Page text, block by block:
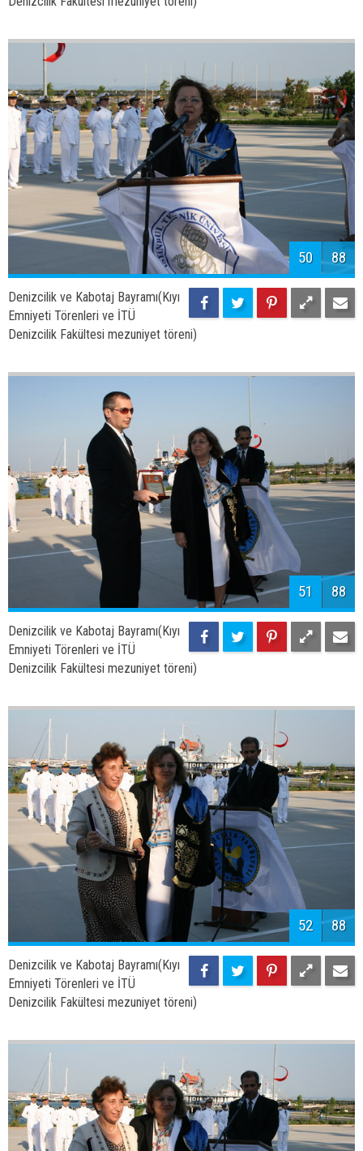
52 88
Denizcilik ve Kabotaj Bayramı(Kıyı
Emniyeti Törenleri ve İTÜ
Denizcilik Fakültesi mezuniyet töreni)
53 88
Denizcilik ve Kabotaj Bayramı(Kıyı
Emniyeti Törenleri ve İTÜ
Denizcilik Fakültesi mezuniyet töreni)
54 88
Denizcilik ve Kabotaj Bayramı(Kıyı
Emniyeti Törenleri ve İTÜ
Denizcilik Fakültesi mezuniyet töreni)